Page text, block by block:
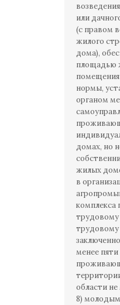
или
(с правом
жилого
дома),
площадью
нормы,
органом
домах, но
жилых
в
комплекса
трудовому
трудовому
менее пяти
области не
8)